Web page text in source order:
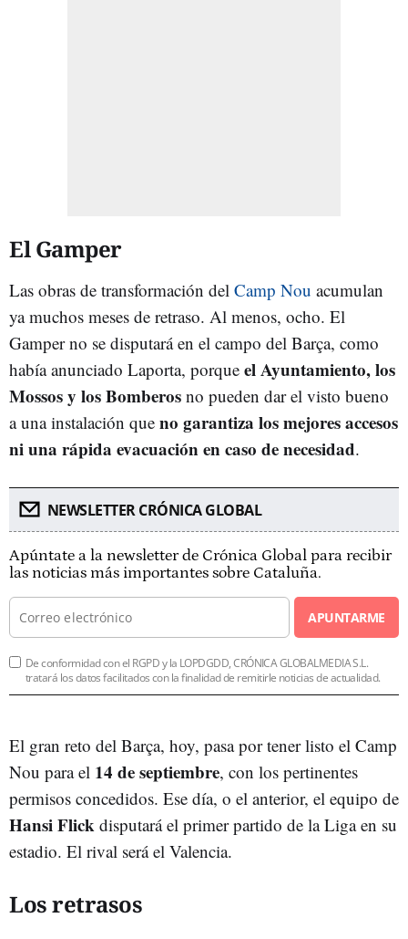
El Gamper
Las obras de transformación del Camp Nou acumulan
ya muchos meses de retraso. Al menos, ocho. El
Gamper no se disputará en el campo del Barça, como
había anunciado Laporta, porque el Ayuntamiento, los
Mossos y los Bomberos no pueden dar el visto bueno
a una instalación que no garantiza los mejores accesos
ni una rápida evacuación en caso de necesidad.
NEWSLETTER CRÓNICA GLOBAL
Apúntate a la newsletter de Crónica Global para recibir
las noticias más importantes sobre Cataluña.
APUNTARME
De conformidad con el RGPD y la LOPDGDD, CRÓNICA GLOBALMEDIA S.L.
tratará los datos facilitados con la finalidad de remitirle noticias de actualidad.
El gran reto del Barça, hoy, pasa por tener listo el Camp
Nou para el 14 de septiembre, con los pertinentes
permisos concedidos. Ese día, o el anterior, el equipo de
Hansi Flick disputará el primer partido de la Liga en su
estadio. El rival será el Valencia.
Los retrasos